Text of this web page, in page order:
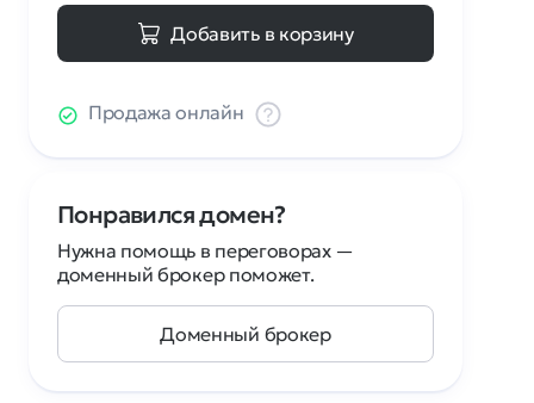
Добавить в корзину
Продажа онлайн
Понравился домен?
Нужна помощь в переговорах —
доменный брокер поможет.
Доменный брокер